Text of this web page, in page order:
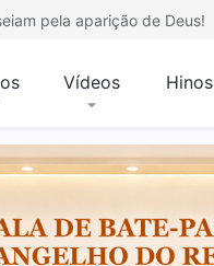
pela aparição de Deus!
Vídeos Hinos